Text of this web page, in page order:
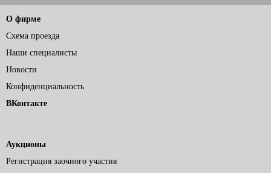
О фирме
Схема проезда
Наши специалисты
Новости
Конфиденциальность
ВКонтакте
Аукционы
Регистрация заочного участия